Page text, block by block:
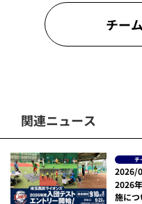
チー
関連ニュース
チ
2026/
2026
施につ